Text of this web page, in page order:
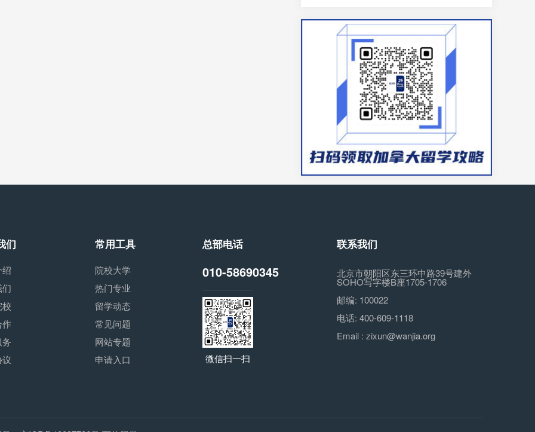
们
作
常用工具
院校大学
热门专业
留学动态
常见问题
网站专题
申请入口
总部电话
010-58690345
微信扫一扫
联系我们
北京市朝阳区东三环中路39号建外
SOHO写字楼B座1705-1706
邮编: 100022
电话: 400-609-1118
Email : zixun@wanjia.org